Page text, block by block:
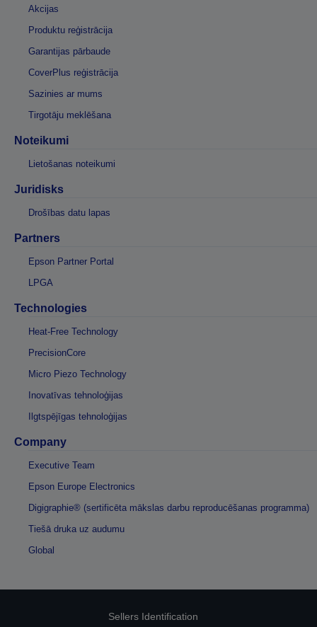
Akcijas
Produktu reģistrācija
Garantijas pārbaude
CoverPlus reģistrācija
Sazinies ar mums
Tirgotāju meklēšana
Noteikumi
Lietošanas noteikumi
Juridisks
Drošības datu lapas
Partners
Epson Partner Portal
LPGA
Technologies
Heat-Free Technology
PrecisionCore
Micro Piezo Technology
Inovatīvas tehnoloģijas
Ilgtspējīgas tehnoloģijas
Company
Executive Team
Epson Europe Electronics
Digigraphie® (sertificēta mākslas darbu reproducēšanas programma)
Tiešā druka uz audumu
Global
Sellers Identification